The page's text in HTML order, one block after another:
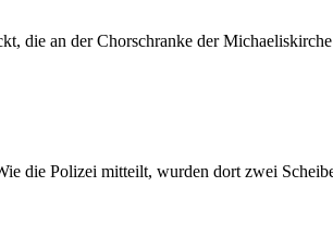
die an der Chorschranke der
die Polizei mitteilt, wurden dort zwei